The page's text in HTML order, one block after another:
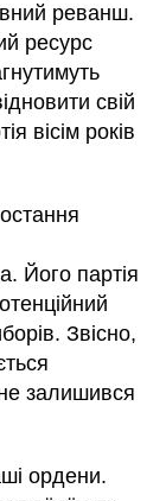
реванш.
ресурс
свій
вісім років
Його партія
Звісно,
залишився
ордени.